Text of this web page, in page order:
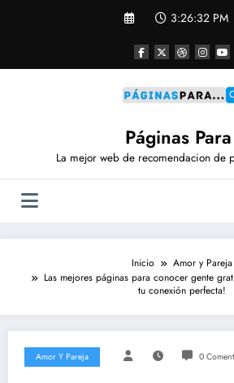
3:26:33 PM
Páginas Para
La mejor web de recomendacion de
Inicio
Amor y Pareja
Las mejores páginas para conocer gente
tu conexión perfecta!
Amor Y Pareja 0